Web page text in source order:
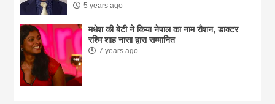
5 years ago
मधेश की बेटी ने किया नेपाल का नाम राैशन, डाक्टर
रश्मि शाह नासा द्वारा सम्मानित
7 years ago